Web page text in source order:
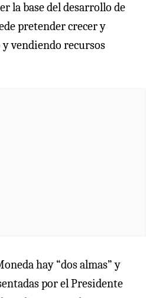
la base del desarrollo de
pretender crecer y
vendiendo recursos
hay “dos almas” y
por el Presidente